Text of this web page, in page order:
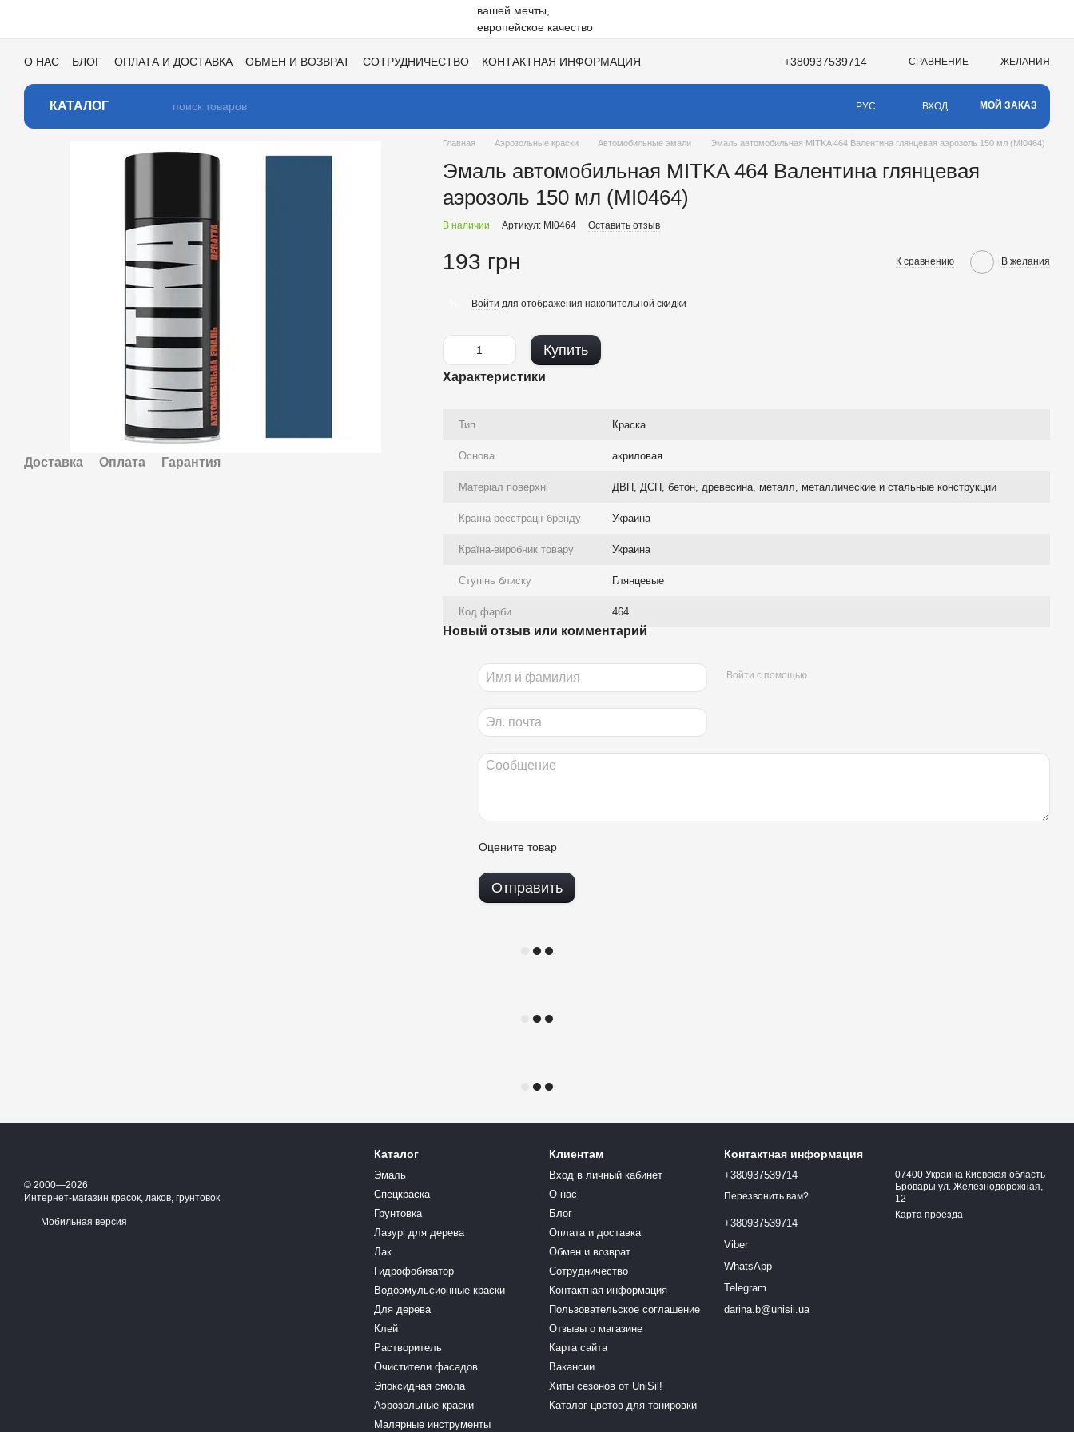
О НАС БЛОГ ОПЛАТА И ДОСТАВКА ОБМЕН И ВОЗВРАТ СОТРУДНИЧЕСТВО
КОНТАКТНАЯ ИНФОРМАЦИЯ
+380937539714 СРАВНЕНИЕ ЖЕЛАНИЯ
КАТАЛОГ РУС ВХОД МОЙ ЗАКАЗ
Доставка Оплата Гарантия
Главная Аэрозольные краски Автомобильные эмали Эмаль автомобильная MITKA 464 Валентина глянцевая аэрозоль 150 мл (MI0464)
Эмаль автомобильная MITKA 464 Валентина глянцевая
аэрозоль 150 мл (MI0464)
В наличии Артикул: MI0464 Оставить отзыв
193 грн К сравнению В желания
Войти для отображения накопительной скидки
Купить
Характеристики
Тип Краска
Основа акриловая
Матеріал поверхні ДВП, ДСП, бетон, древесина, металл, металлические и стальные конструкции
Країна реєстрації бренду Украина
Країна-виробник товару Украина
Ступінь блиску Глянцевые
Код фарби 464
Новый отзыв или комментарий
Войти с помощью
Оцените товар
Отправить
© 2000—2026
Интернет-магазин красок, лаков, грунтовок
Мобильная версия
Каталог
Эмаль
Спецкраска
Грунтовка
Лазурі для дерева
Лак
Гидрофобизатор
Водоэмульсионные краски
Для дерева
Клей
Растворитель
Очистители фасадов
Эпоксидная смола
Аэрозольные краски
Малярные инструменты
Клиентам
Вход в личный кабинет
О нас
Блог
Оплата и доставка
Обмен и возврат
Сотрудничество
Контактная информация
Пользовательское соглашение
Отзывы о магазине
Карта сайта
Вакансии
Хиты сезонов от UniSil!
Каталог цветов для тонировки
Контактная информация
+380937539714
Перезвонить вам?
+380937539714
Viber
WhatsApp
Telegram
darina.b@unisil.ua
07400 Украина Киевская область
Бровары ул. Железнодорожная,
12
Карта проезда